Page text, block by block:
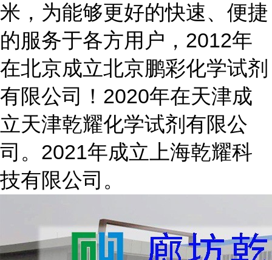
米，为能够更好的快速、便捷
的服务于各方用户，2012年
在北京成立北京鹏彩化学试剂
有限公司！2020年在天津成
立天津乾耀化学试剂有限公
司。2021年成立上海乾耀科
技有限公司。